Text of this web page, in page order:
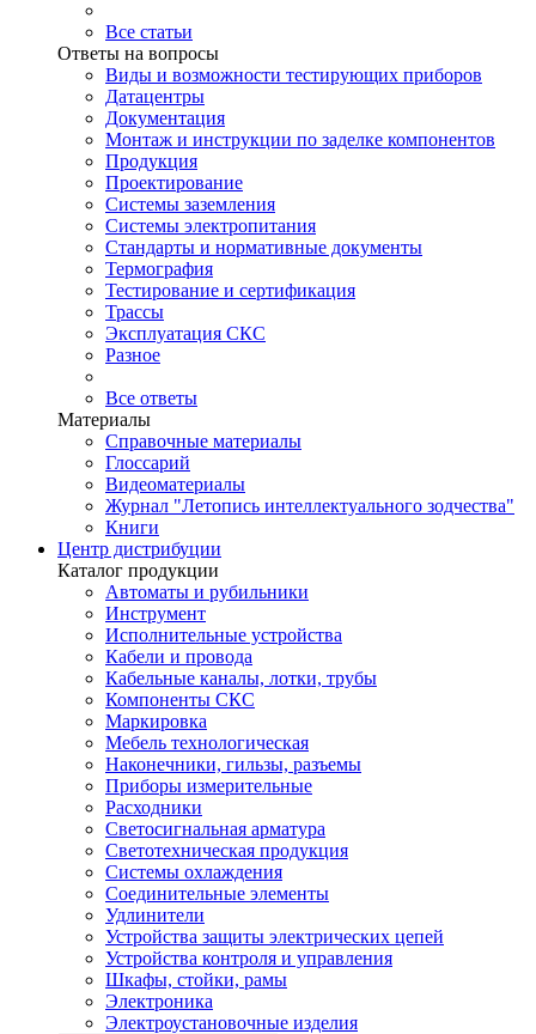
Все статьи
Ответы на вопросы
Виды и возможности тестирующих приборов
Датацентры
Документация
Монтаж и инструкции по заделке компонентов
Продукция
Проектирование
Системы заземления
Системы электропитания
Стандарты и нормативные документы
Термография
Тестирование и сертификация
Трассы
Эксплуатация СКС
Разное
Все ответы
Материалы
Справочные материалы
Глоссарий
Видеоматериалы
Журнал "Летопись интеллектуального зодчества"
Книги
Центр дистрибуции
Каталог продукции
Автоматы и рубильники
Инструмент
Исполнительные устройства
Кабели и провода
Кабельные каналы, лотки, трубы
Компоненты СКС
Маркировка
Мебель технологическая
Наконечники, гильзы, разъемы
Приборы измерительные
Расходники
Светосигнальная арматура
Светотехническая продукция
Системы охлаждения
Соединительные элементы
Удлинители
Устройства защиты электрических цепей
Устройства контроля и управления
Шкафы, стойки, рамы
Электроника
Электроустановочные изделия